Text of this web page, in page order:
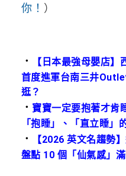
你！ ）
．
【日本最強母嬰店
首度進軍台南三井
逛？
． 寶寶一定要抱著才肯
「抱睡」、「直立睡」
．
【2026 英文名趨勢
盤點 10 個「仙氣感」